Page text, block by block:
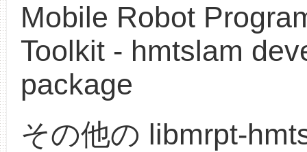
Mobile Robot
Toolkit - hmtslam
package
その他の libmrpt-